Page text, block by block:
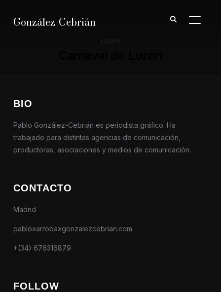
González-Cebrián
BIO
Pablo González-Cebrián es periodista gráfico. Ha
trabajado para distintas agencias de comunicación,
productoras, asociaciones y medios de comunicación.
CONTACTO
Madrid
pablo»arroba»gonzalezcebrian.com
+(34) 676316879
FOLLOW